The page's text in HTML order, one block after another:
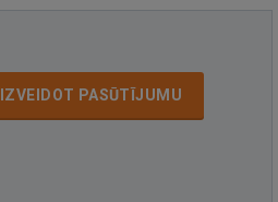
IZVEIDOT PASŪTĪJUMU